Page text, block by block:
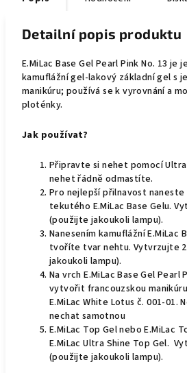
Detailní popis produktu
E.MiLac Base Gel Pearl Pink No. 13 je
kamuflážní gel-lakový základní gel s
manikúru; používá se k vyrovnání a
ploténky.
Jak používat?
Připravte si nehet pomocí
nehet řádně odmastíte.
Pro nejlepší přilnavost
tekutého E.MiLac Base Gelu.
(použijte jakoukoli lampu).
Nanesením kamuflážní E.MiLac
tvoříte tvar nehtu. Vytvrzujte
jakoukoli lampu).
Na vrch E.MiLac Base Gel
vytvořit francouzskou
E.MiLac White Lotus č. 001-01.
nechat samotnou
E.MiLac Top Gel nebo E.MiLac
E.MiLac Ultra Shine Top Gel.
(použijte jakoukoli lampu).